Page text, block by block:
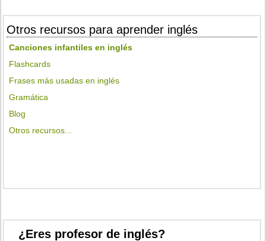
Otros recursos para aprender inglés
Canciones infantiles en inglés
Flashcards
Frases más usadas en inglés
Gramática
Blog
Otros recursos...
¿Eres profesor de inglés?